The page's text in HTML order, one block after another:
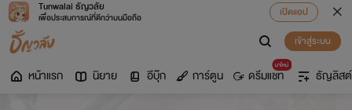
Tunwalai ธัญวลัย
เพื่อประสบการณ์ที่ดีกว่าบนมือถือ
เปิดแอป
เข้าสู่ระบบ
หน้าแรก นิยาย อีบุ๊ก การ์ตูน
มาใหม่
ดรีมแชท ธัญลิสต์